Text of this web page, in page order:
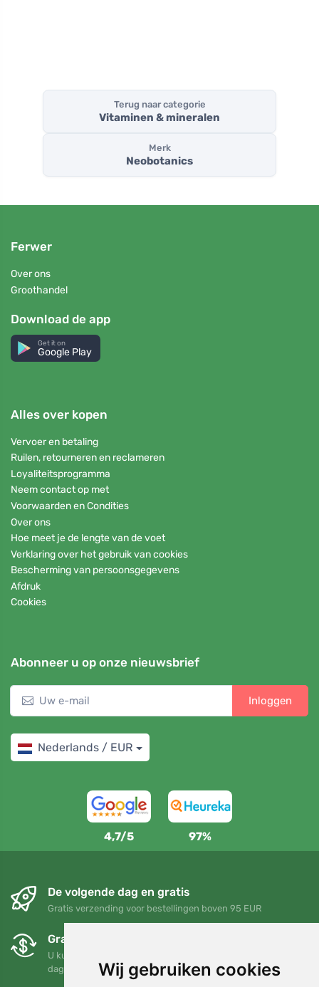
Wij gebruiken cookies
Terug naar categorie
Vitaminen & mineralen
Merk
Neobotanics
Ferwer
Over ons
Groothandel
Download de app
Get it on
Google Play
Alles over kopen
Vervoer en betaling
Ruilen, retourneren en reclameren
Loyaliteitsprogramma
Neem contact op met
Voorwaarden en Condities
Over ons
Hoe meet je de lengte van de voet
Verklaring over het gebruik van cookies
Bescherming van persoonsgegevens
Afdruk
Cookies
Abonneer u op onze nieuwsbrief
Inloggen
Nederlands / EUR
4,7/5 97%
De volgende dag en gratis
Gratis verzending voor bestellingen boven 95 EUR
Gratis ruilen en retourneren
U kunt uw bestelling op elk gewenst moment binnen 90
dagen retourneren of ruilen